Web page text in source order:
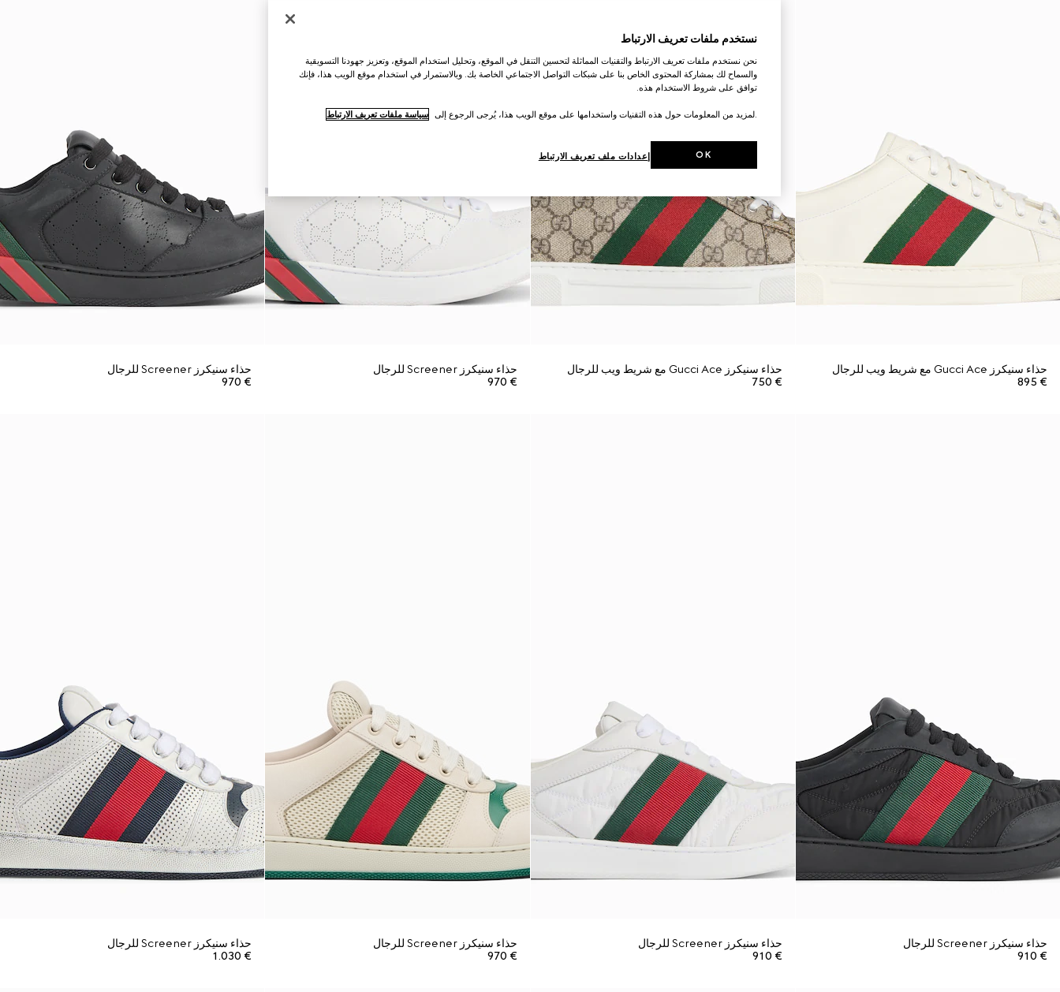
حذاء سنيكرز Gucci Ace مع شريط ويب للرجال
€ 895
حذاء سنيكرز Gucci Ace مع شريط ويب للرجال
€ 750
حذاء سنيكرز Screener للرجال
€ 970
حذاء سنيكرز Screener للرجال
€ 970
حذاء سنيكرز Screener للرجال
€ 910
حذاء سنيكرز Screener للرجال
€ 910
حذاء سنيكرز Screener للرجال
€ 970
حذاء سنيكرز Screener للرجال
€ 1.030
نستخدم ملفات تعريف الارتباط
نحن نستخدم ملفات تعريف الارتباط والتقنيات المماثلة لتحسين التنقل في الموقع، وتحليل استخدام الموقع، وتعزيز جهودنا التسويقية
والسماح لك بمشاركة المحتوى الخاص بنا على شبكات التواصل الاجتماعي الخاصة بك. وبالاستمرار في استخدام موقع الويب هذا، فإنك
توافق على شروط الاستخدام هذه.
.لمزيد من المعلومات حول هذه التقنيات واستخدامها على موقع الويب هذا، يُرجى الرجوع إلى سياسة ملفات تعريف الارتباط
إعدادات ملف تعريف الارتباط OK